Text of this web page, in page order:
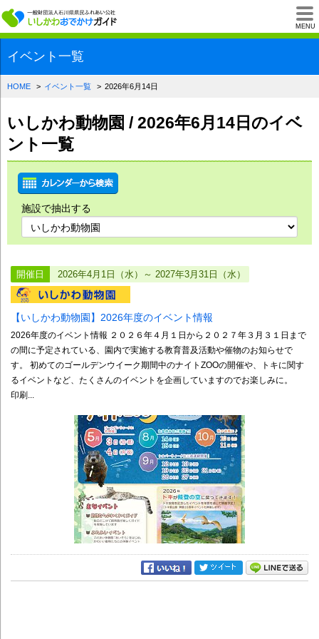
MENU
一般財団法人石川
イベント一覧
HOME イベント一覧 2026年6月14日
いしかわ動物園 / 2026年6月14日のイベ
ント一覧
施設で抽出する
開催日 2026年4月1日（水）～ 2027年3月31日（水）
【いしかわ動物園】2026年度のイベント情報
2026年度のイベント情報 ２０２６年４月１日から２０２７年３月３１日まで
の間に予定されている、園内で実施する教育普及活動や催物のお知らせで
す。 初めてのゴールデンウイーク期間中のナイトZOOの開催や、トキに関す
るイベントなど、たくさんのイベントを企画していますのでお楽しみに。
印刷...